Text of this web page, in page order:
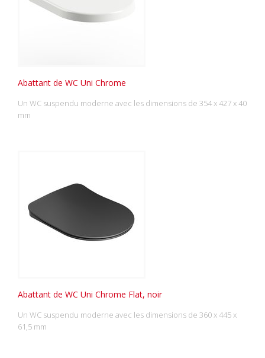
Abattant de WC Uni Chrome
Un WC suspendu moderne avec les dimensions de 354 x 427 x 40
mm
Abattant de WC Uni Chrome Flat, noir
Un WC suspendu moderne avec les dimensions de 360 x 445 x
61,5 mm